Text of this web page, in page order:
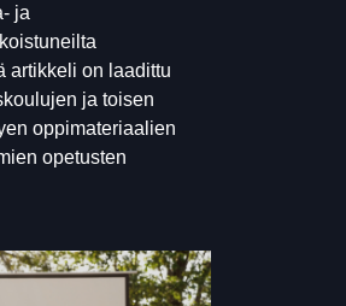
ja
artikkeli on laadittu
ja toisen
oppimateriaalien
opetusten